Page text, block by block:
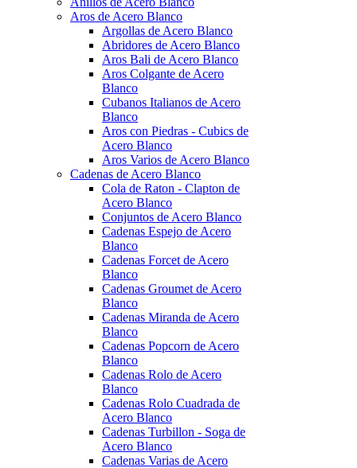
Aros de Acero Blanco
Argollas de Acero Blanco
Abridores de Acero Blanco
Aros Bali de Acero Blanco
Aros Colgante de Acero
Blanco
Cubanos Italianos de Acero
Blanco
Aros con Piedras - Cubics de
Acero Blanco
Aros Varios de Acero Blanco
Cadenas de Acero Blanco
Cola de Raton - Clapton de
Acero Blanco
Conjuntos de Acero Blanco
Cadenas Espejo de Acero
Blanco
Cadenas Forcet de Acero
Blanco
Cadenas Groumet de Acero
Blanco
Cadenas Miranda de Acero
Blanco
Cadenas Popcorn de Acero
Blanco
Cadenas Rolo de Acero
Blanco
Cadenas Rolo Cuadrada de
Acero Blanco
Cadenas Turbillon - Soga de
Acero Blanco
Cadenas Varias de Acero